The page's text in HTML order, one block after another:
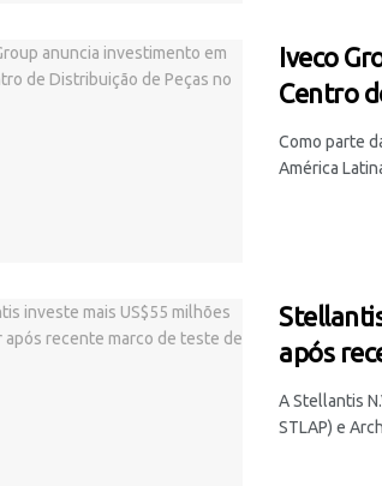
Iveco
Centro
Como parte
América
após
A Stellantis
STLAP) e